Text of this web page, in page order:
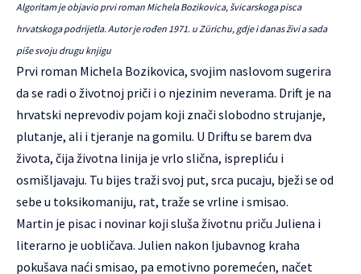
Algoritam je objavio prvi roman Michela Bozikovica, švicarskoga pisca
hrvatskoga podrijetla. Autor je rođen 1971. u Zürichu, gdje i danas živi a sada
piše svoju drugu knjigu
Prvi roman Michela Bozikovica, svojim naslovom sugerira
da se radi o životnoj priči i o njezinim neverama. Drift je na
hrvatski neprevodiv pojam koji znači slobodno strujanje,
plutanje, ali i tjeranje na gomilu. U Driftu se barem dva
života, čija životna linija je vrlo slična, isprepliću i
osmišljavaju. Tu bijes traži svoj put, srca pucaju, bježi se od
sebe u toksikomaniju, rat, traže se vrline i smisao.
Martin je pisac i novinar koji sluša životnu priču Juliena i
literarno je uobličava. Julien nakon ljubavnog kraha
pokušava naći smisao, pa emotivno poremećen, načet